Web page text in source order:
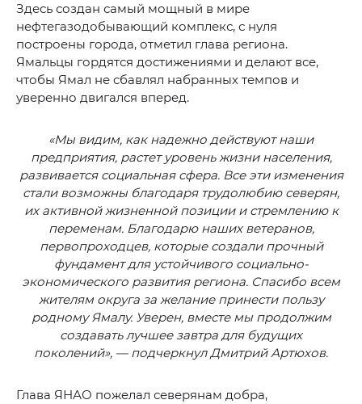
Здесь создан самый мощный в мире
нефтегазодобывающий комплекс, с нуля
построены города, отметил глава региона.
Ямальцы гордятся достижениями и делают все,
чтобы Ямал не сбавлял набранных темпов и
уверенно двигался вперед.
«Мы видим, как надежно действуют наши
предприятия, растет уровень жизни населения,
развивается социальная сфера. Все эти изменения
стали возможны благодаря трудолюбию северян,
их активной жизненной позиции и стремлению к
переменам. Благодарю наших ветеранов,
первопроходцев, которые создали прочный
фундамент для устойчивого социально-
экономического развития региона. Спасибо всем
жителям округа за желание принести пользу
родному Ямалу. Уверен, вместе мы продолжим
создавать лучшее завтра для будущих
поколений», — подчеркнул Дмитрий Артюхов.
Глава ЯНАО пожелал северянам добра,